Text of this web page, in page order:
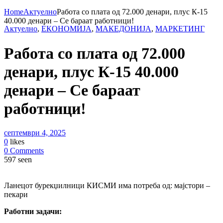
HomeАктуелноРабота со плата од 72.000 денари, плус К-15
40.000 денари – Се бараат работници!
Актуелно, ЕКОНОМИЈА, МАКЕДОНИЈА, МАРКЕТИНГ
Работа со плата од 72.000
денари, плус К-15 40.000
денари – Се бараат
работници!
септември 4, 2025
0 likes
0 Comments
597 seen
Ланецот бурекџилници КИСМИ има потреба од: мајстори –
пекари
Работни задачи: